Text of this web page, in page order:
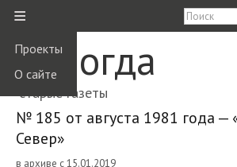
≡
Проекты
О сайте
Вологда
старые газеты
№ 185 от августа 1981 года —
Север»
в архиве с 15.01.2019